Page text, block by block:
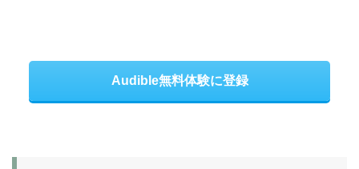
Audible無料体験に登録